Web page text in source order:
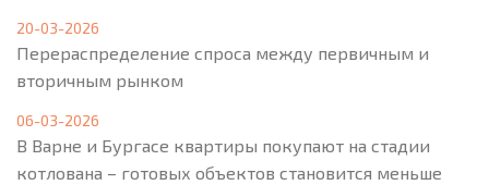
20-03-2026
Перераспределение спроса между первичным и
вторичным рынком
06-03-2026
В Варне и Бургасе квартиры покупают на стадии
котлована – готовых объектов становится меньше